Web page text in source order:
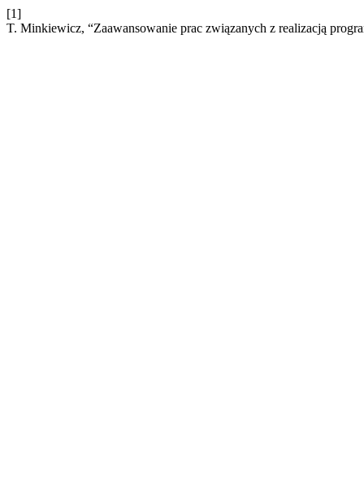
[1]
T. Minkiewicz, “Zaawansowanie prac związanych z realizacją